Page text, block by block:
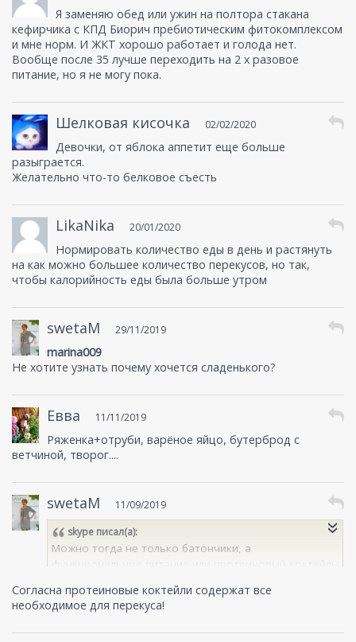
Я заменяю обед или ужин на полтора стакана
кефирчика с КПД Биорич пребиотическим фитокомплексом
и мне норм. И ЖКТ хорошо работает и голода нет.
Вообще после 35 лучше переходить на 2 х разовое
питание, но я не могу пока.
Шелковая кисочка 02/02/2020
Девочки, от яблока аппетит еще больше
разыграется.
Желательно что-то белковое съесть
LikaNika 20/01/2020
Нормировать количество еды в день и растянуть
на как можно большее количество перекусов, но так,
чтобы калорийность еды была больше утром
swetaM 29/11/2019
marina009
Не хотите узнать почему хочется сладенького?
Евва 11/11/2019
Ряженка+отруби, варёное яйцо, бутерброд с
ветчиной, творог....
swetaM
11/09/2019
skypeписал(а):
Можно тогда не только батончики, а
функциональное питание или протеиновый коктейль
полноценно поесть.
Согласна протеиновые коктейли содержат все
необходимое для перекуса!